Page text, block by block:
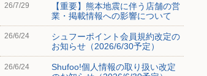
26/7/29
【重要】熊本地震に伴う店舗の営
業・掲載情報への影響について
26/6/24
シュフーポイント会員規約改定の
お知らせ（2026/6/30予定）
26/6/24
Shufoo!個人情報の取り扱い改定